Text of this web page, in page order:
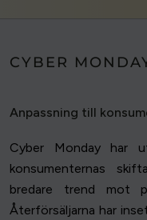
CYBER
Anpassning till
Cyber Monday har
konsumenternas
bredare trend mot
Återförsäljarna har